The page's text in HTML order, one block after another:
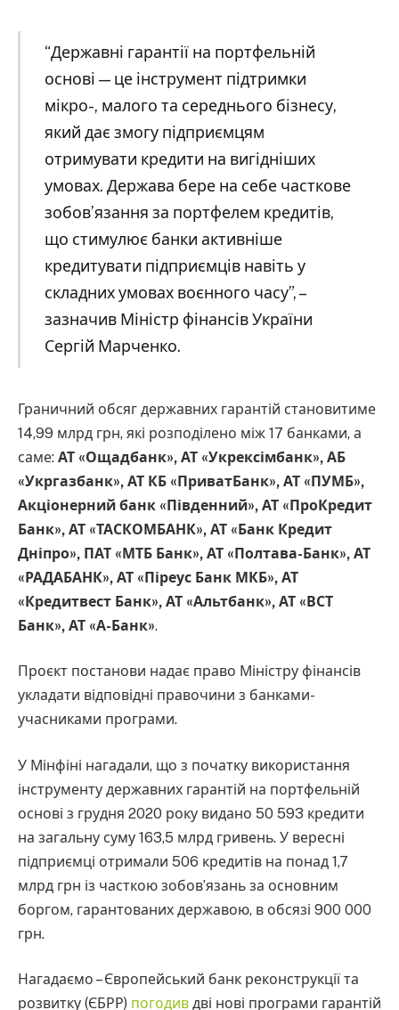
“Державні гарантії на портфельній
основі — це інструмент підтримки
мікро-, малого та середнього бізнесу,
який дає змогу підприємцям
отримувати кредити на вигідніших
умовах. Держава бере на себе часткове
зобов’язання за портфелем кредитів,
що стимулює банки активніше
кредитувати підприємців навіть у
складних умовах воєнного часу”, –
зазначив Міністр фінансів України
Сергій Марченко.
Граничний обсяг державних гарантій становитиме
14,99 млрд грн, які розподілено між 17 банками, а
саме: АТ «Ощадбанк», АТ «Укрексімбанк», АБ
«Укргазбанк», АТ КБ «ПриватБанк», АТ «ПУМБ»,
Акціонерний банк «Південний», АТ «ПроКредит
Банк», АТ «ТАСКОМБАНК», АТ «Банк Кредит
Дніпро», ПАТ «МТБ Банк», АТ «Полтава-Банк», АТ
«РАДАБАНК», АТ «Піреус Банк МКБ», АТ
«Кредитвест Банк», АТ «Альтбанк», АТ «ВСТ
Банк», АТ «А-Банк».
Проєкт постанови надає право Міністру фінансів
укладати відповідні правочини з банками-
учасниками програми.
У Мінфіні нагадали, що з початку використання
інструменту державних гарантій на портфельній
основі з грудня 2020 року видано 50 593 кредити
на загальну суму 163,5 млрд гривень. У вересні
підприємці отримали 506 кредитів на понад 1,7
млрд грн із часткою зобов’язань за основним
боргом, гарантованих державою, в обсязі 900 000
грн.
Нагадаємо – Європейський банк реконструкції та
розвитку (ЄБРР) погодив дві нові програми гарантій